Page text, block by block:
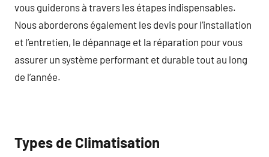
vous guiderons à travers les étapes indispensables.
Nous aborderons également les devis pour l’installation
et l’entretien, le dépannage et la réparation pour vous
assurer un système performant et durable tout au long
de l’année.
Types de Climatisation